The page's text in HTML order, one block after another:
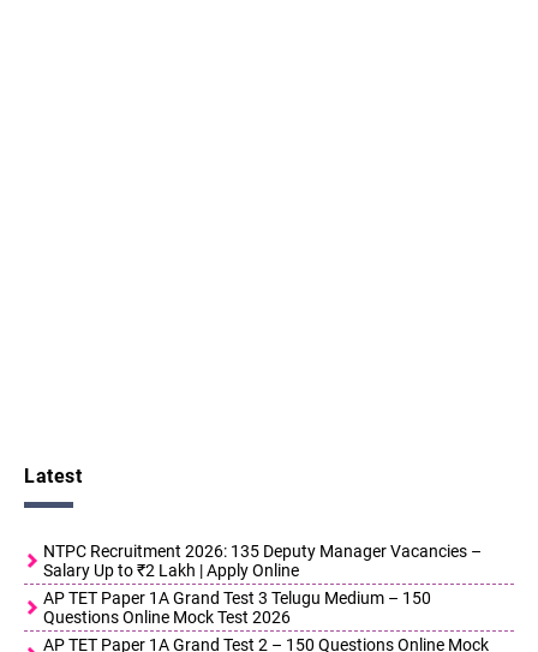
Latest
NTPC Recruitment 2026: 135 Deputy Manager Vacancies –
Salary Up to ₹2 Lakh | Apply Online
AP TET Paper 1A Grand Test 3 Telugu Medium – 150
Questions Online Mock Test 2026
AP TET Paper 1A Grand Test 2 – 150 Questions Online Mock